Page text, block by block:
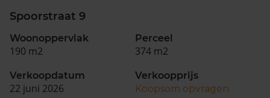
Spoorstraat 9
Woonoppervlak
190 m2
Perceel
374 m2
Verkoopdatum
22 juni 2026
Verkoopprijs
Koopsom opvragen